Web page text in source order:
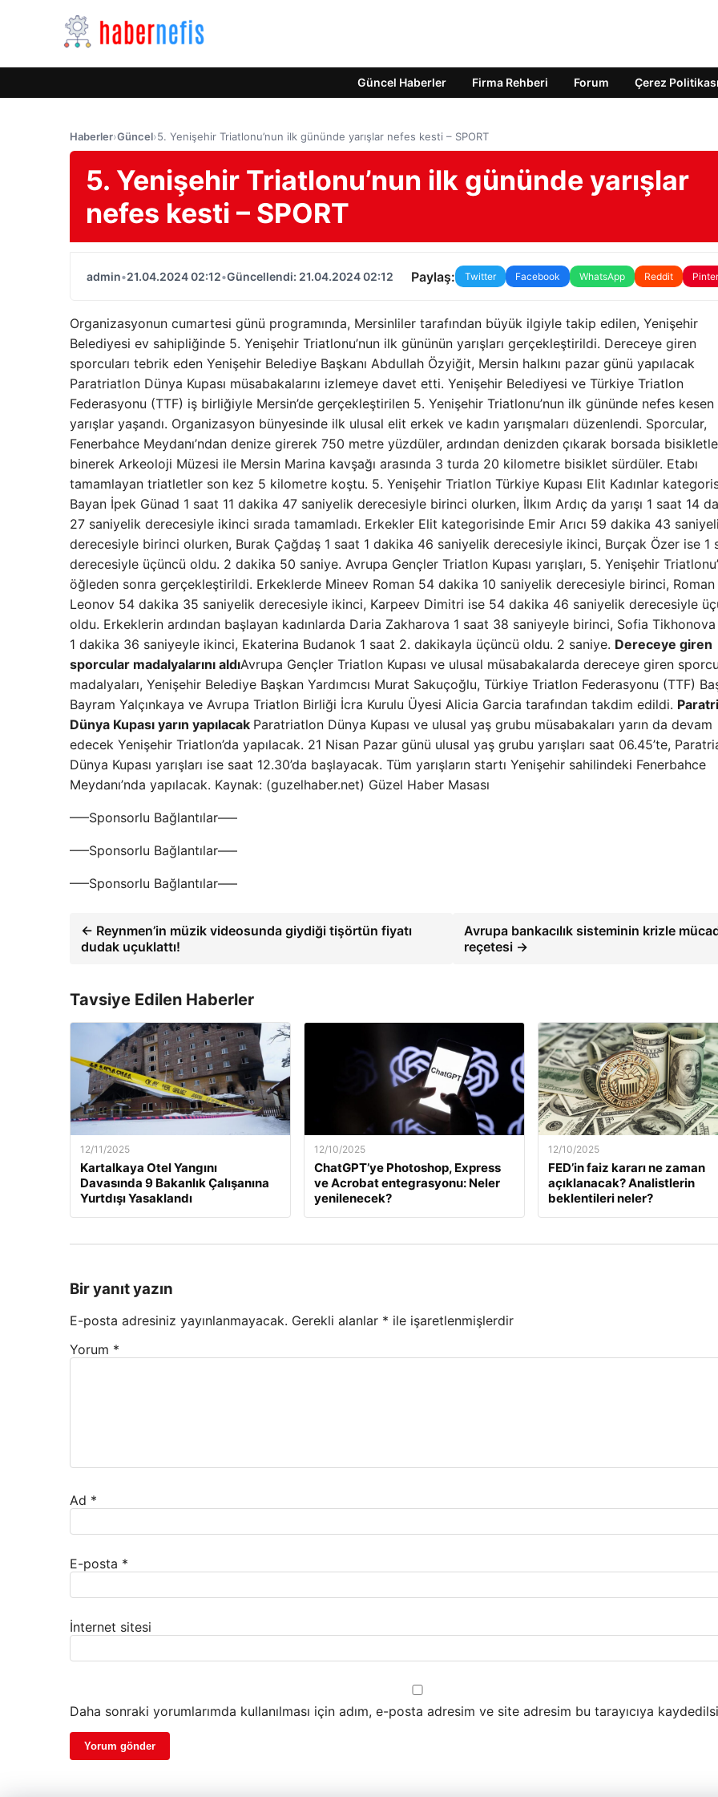
Güncel Haberler Firma Rehberi Forum Çerez Politikası
Haberler›Güncel›5. Yenişehir Triatlonu’nun ilk gününde yarışlar nefes kesti – SPORT
5. Yenişehir Triatlonu’nun ilk gününde yarışlar
nefes kesti – SPORT
admin•21.04.2024 02:12•Güncellendi: 21.04.2024 02:12 Paylaş: Twitter Facebook WhatsApp Reddit
Organizasyonun cumartesi günü programında, Mersinliler tarafından büyük ilgiyle takip edilen, Yenişehir
Belediyesi ev sahipliğinde 5. Yenişehir Triatlonu’nun ilk gününün yarışları gerçekleştirildi. Dereceye giren
sporcuları tebrik eden Yenişehir Belediye Başkanı Abdullah Özyiğit, Mersin halkını pazar günü yapılacak
Paratriatlon Dünya Kupası müsabakalarını izlemeye davet etti. Yenişehir Belediyesi ve Türkiye Triatlon
Federasyonu (TTF) iş birliğiyle Mersin’de gerçekleştirilen 5. Yenişehir Triatlonu’nun ilk gününde nefes kesen
yarışlar yaşandı. Organizasyon bünyesinde ilk ulusal elit erkek ve kadın yarışmaları düzenlendi. Sporcular,
Fenerbahce Meydanı’ndan denize girerek 750 metre yüzdüler, ardından denizden çıkarak borsada
binerek Arkeoloji Müzesi ile Mersin Marina kavşağı arasında 3 turda 20 kilometre bisiklet sürdüler. Etabı
tamamlayan triatletler son kez 5 kilometre koştu. 5. Yenişehir Triatlon Türkiye Kupası Elit Kadınlar
Bayan İpek Günad 1 saat 11 dakika 47 saniyelik derecesiyle birinci olurken, İlkım Ardıç da yarışı 1 saat 14
27 saniyelik derecesiyle ikinci sırada tamamladı. Erkekler Elit kategorisinde Emir Arıcı 59 dakika 43
derecesiyle birinci olurken, Burak Çağdaş 1 saat 1 dakika 46 saniyelik derecesiyle ikinci, Burçak Özer ise 1
derecesiyle üçüncü oldu. 2 dakika 50 saniye. Avrupa Gençler Triatlon Kupası yarışları, 5. Yenişehir
öğleden sonra gerçekleştirildi. Erkeklerde Mineev Roman 54 dakika 10 saniyelik derecesiyle birinci, Roman
Leonov 54 dakika 35 saniyelik derecesiyle ikinci, Karpeev Dimitri ise 54 dakika 46 saniyelik derecesiyle
oldu. Erkeklerin ardından başlayan kadınlarda Daria Zakharova 1 saat 38 saniyeyle birinci, Sofia Tikhonova
1 dakika 36 saniyeyle ikinci, Ekaterina Budanok 1 saat 2. dakikayla üçüncü oldu. 2 saniye. Dereceye giren
sporcular madalyalarını aldıAvrupa Gençler Triatlon Kupası ve ulusal müsabakalarda dereceye giren
madalyaları, Yenişehir Belediye Başkan Yardımcısı Murat Sakuçoğlu, Türkiye Triatlon Federasyonu (TTF)
Bayram Yalçınkaya ve Avrupa Triatlon Birliği İcra Kurulu Üyesi Alicia Garcia tarafından takdim edildi.
Dünya Kupası yarın yapılacak Paratriatlon Dünya Kupası ve ulusal yaş grubu müsabakaları yarın da devam
edecek Yenişehir Triatlon’da yapılacak. 21 Nisan Pazar günü ulusal yaş grubu yarışları saat 06.45’te,
Dünya Kupası yarışları ise saat 12.30’da başlayacak. Tüm yarışların startı Yenişehir sahilindeki Fenerbahce
Meydanı’nda yapılacak. Kaynak: (guzelhaber.net) Güzel Haber Masası
—–Sponsorlu Bağlantılar—–
—–Sponsorlu Bağlantılar—–
—–Sponsorlu Bağlantılar—–
← Reynmen’in müzik videosunda giydiği tişörtün fiyatı
dudak uçuklattı!
Avrupa bankacılık sisteminin krizle
reçetesi →
Tavsiye Edilen Haberler
12/11/2025
Kartalkaya Otel Yangını
Davasında 9 Bakanlık Çalışanına
Yurtdışı Yasaklandı
12/10/2025
ChatGPT’ye Photoshop, Express
ve Acrobat entegrasyonu: Neler
yenilenecek?
12/10/2025
FED’in faiz kararı ne zaman
açıklanacak? Analistlerin
beklentileri neler?
Bir yanıt yazın
E-posta adresiniz yayınlanmayacak. Gerekli alanlar * ile işaretlenmişlerdir
Yorum *
Ad *
E-posta *
İnternet sitesi
Daha sonraki yorumlarımda kullanılması için adım, e-posta adresim ve site adresim bu tarayıcıya